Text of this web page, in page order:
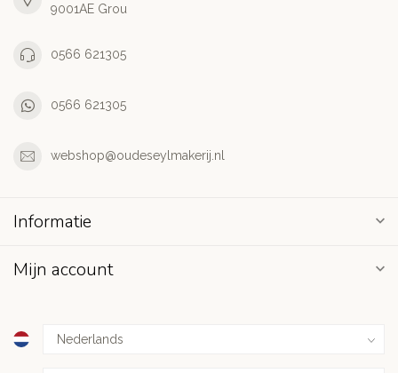
9001AE Grou
0566 621305
0566 621305
webshop@oudeseylmakerij.nl
Informatie
Mijn account